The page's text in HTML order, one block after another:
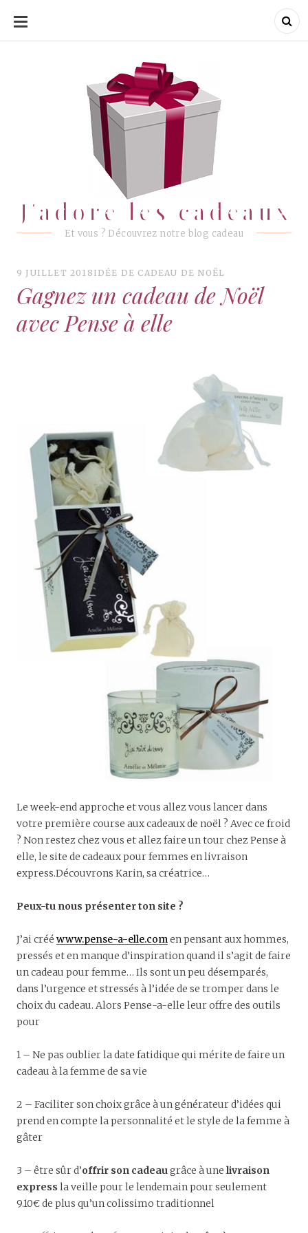
ALLER
CONTENU
J'adore les cadeaux
Et vous ? Découvrez notre blog cadeau
J'adore les cadeaux
9 JUILLET 2018 IDÉE DE CADEAU DE NOËL
Gagnez un cadeau de Noël
avec Pense à elle
Le week-end approche et vous allez vous lancer dans
votre première course aux cadeaux de noël ? Avec ce froid
? Non restez chez vous et allez faire un tour chez Pense à
elle, le site de cadeaux pour femmes en livraison
express.Découvrons Karin, sa créatrice…
Peux-tu nous présenter ton site ?
J’ai créé www.pense-a-elle.comen pensant aux hommes,
pressés et en manque d’inspiration quand il s’agit de faire
un cadeau pour femme… Ils sont un peu désemparés,
dans l’urgence et stressés à l’idée de se tromper dans le
choix du cadeau. Alors Pense-a-elle leur offre des outils
pour
1 – Ne pas oublier la date fatidique qui mérite de faire un
cadeau à la femme de sa vie
2 – Faciliter son choix grâce à un générateur d’idées qui
prend en compte la personnalité et le style de la femme à
gâter
3 – être sûr d’offrir son cadeaugrâce à une livraison
express la veille pour le lendemain pour seulement
9.10€ de plus qu’un colissimo traditionnel